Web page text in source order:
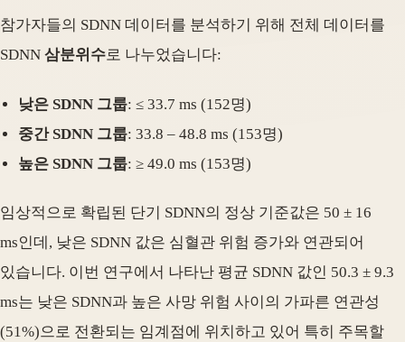
참가자들의 SDNN 데이터를 분석하기 위해 전체 데이터를
SDNN 삼분위수로 나누었습니다:
낮은 SDNN 그룹: ≤ 33.7 ms (152명)
중간 SDNN 그룹: 33.8 – 48.8 ms (153명)
높은 SDNN 그룹: ≥ 49.0 ms (153명)
임상적으로 확립된 단기 SDNN의 정상 기준값은 50 ± 16
ms인데, 낮은 SDNN 값은 심혈관 위험 증가와 연관되어
있습니다. 이번 연구에서 나타난 평균 SDNN 값인 50.3 ± 9.3
ms는 낮은 SDNN과 높은 사망 위험 사이의 가파른 연관성
(51%)으로 전환되는 임계점에 위치하고 있어 특히 주목할